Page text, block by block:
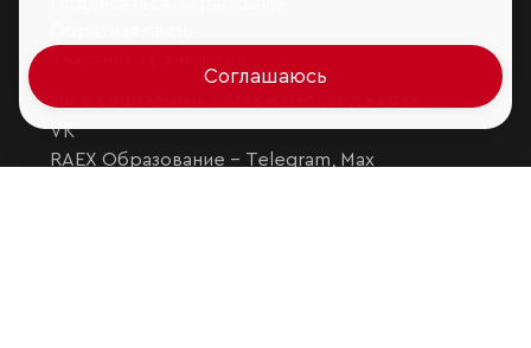
VK
RAEX Образование – Telegram
Max
Соглашаюсь